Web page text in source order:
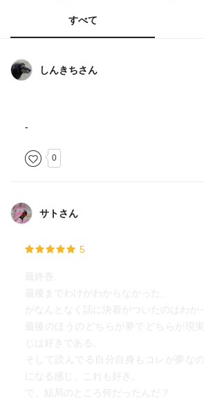
すべて
しんきちさん
-
0
サトさん
5
最終巻。
最後までわけがわからなかった。
がなんとなく話に決着がついたのはわか
最後のほうのどちらが夢でどちらが現
じは好きである。
そして読んでる自分自身もコレが夢な
になる感じ、これも好き。
で、結局のところ何だったんだ？